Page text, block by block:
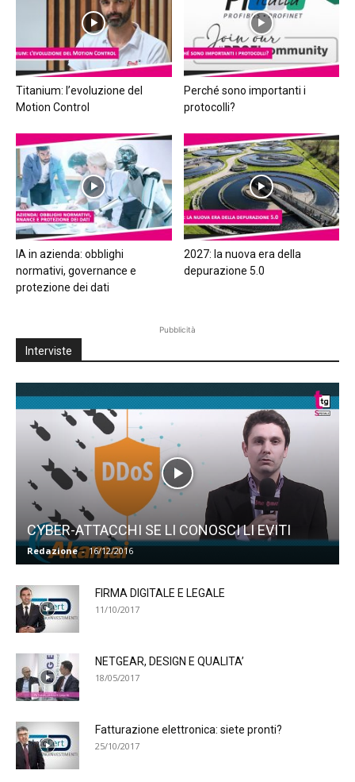
Titanium: l’evoluzione del
Motion Control
Perché sono importanti i
protocolli?
IA in azienda: obblighi
normativi, governance e
protezione dei dati
2027: la nuova era della
depurazione 5.0
Pubblicità
Interviste
CYBER-ATTACCHI SE LI CONOSCI LI EVITI
Redazione - 16/12/2016
FIRMA DIGITALE E LEGALE
11/10/2017
NETGEAR, DESIGN E QUALITA’
18/05/2017
Fatturazione elettronica: siete pronti?
25/10/2017